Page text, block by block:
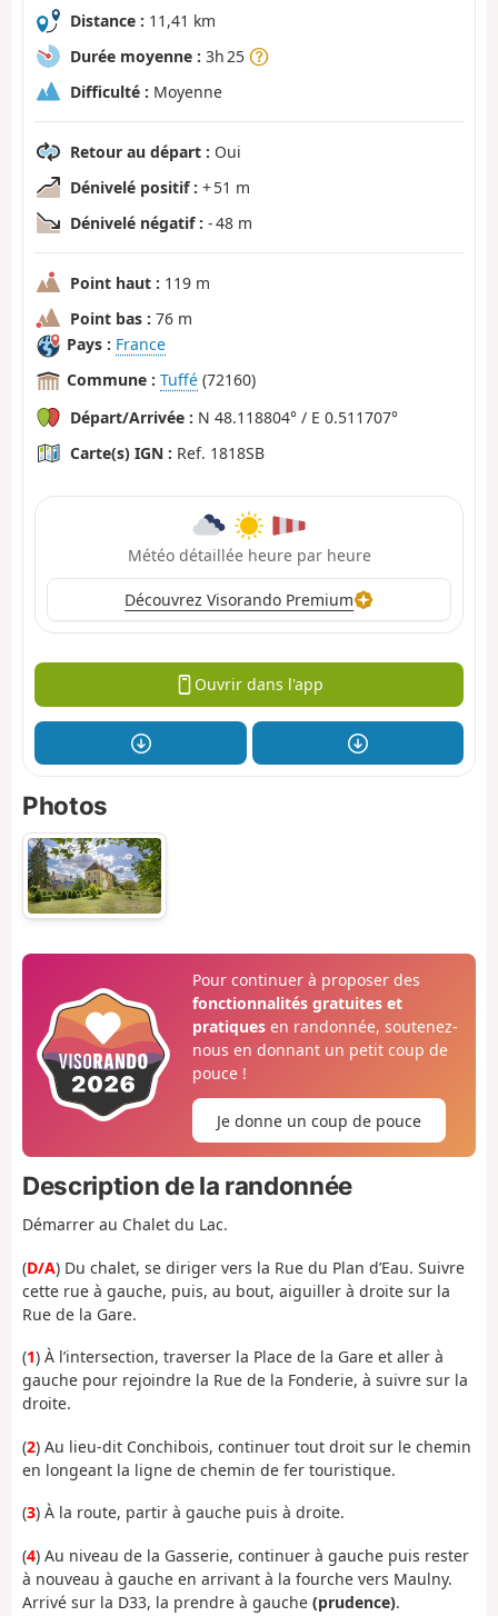
Distance : 11,41 km
Durée moyenne : 3h 25
Difficulté : Moyenne
Retour au départ : Oui
Dénivelé positif : + 51 m
Dénivelé négatif : - 48 m
Point haut : 119 m
Point bas : 76 m
Pays : France
Commune : Tuffé (72160)
Départ/Arrivée : N 48.118804° / E 0.511707°
Carte(s) IGN : Ref. 1818SB
Météo détaillée heure par heure
Découvrez Visorando Premium
Ouvrir dans l'app
Photos
Pour continuer à proposer des
fonctionnalités gratuites et
pratiquesen randonnée, soutenez-
nous en donnant un petit coup de
pouce !
Je donne un coup de pouce
Description de la randonnée
Démarrer au Chalet du Lac.
(D/A) Du chalet, se diriger vers la Rue du Plan d’Eau. Suivre
cette rue à gauche, puis, au bout, aiguiller à droite sur la
Rue de la Gare.
(1) À l’intersection, traverser la Place de la Gare et aller à
gauche pour rejoindre la Rue de la Fonderie, à suivre sur la
droite.
(2) Au lieu-dit Conchibois, continuer tout droit sur le chemin
en longeant la ligne de chemin de fer touristique.
(3) À la route, partir à gauche puis à droite.
(4) Au niveau de la Gasserie, continuer à gauche puis rester
à nouveau à gauche en arrivant à la fourche vers Maulny.
Arrivé sur la D33, la prendre à gauche (prudence).